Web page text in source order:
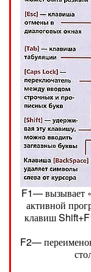
F1— вызывает
активной
клавиш
F2—